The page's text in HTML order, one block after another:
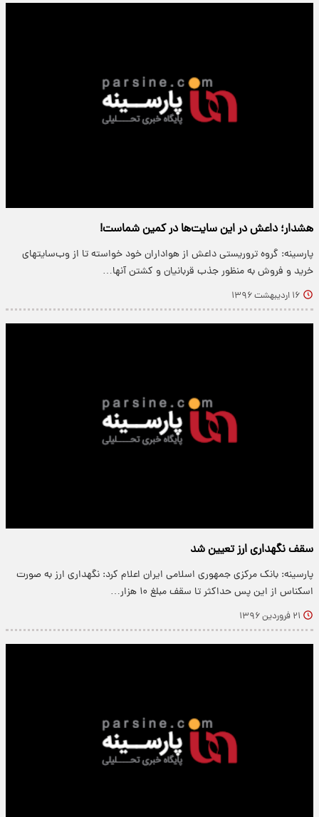
هشدار؛ داعش در این سایت‌ها در کمین شماست!
پارسینه: گروه تروریستی داعش از هواداران خود خواسته تا از وب‌سایتهای
خرید و فروش به منظور جذب قربانیان و کشتن آنها…
۱۶ اردیبهشت ۱۳۹۶
سقف نگهداری ارز تعیین شد
پارسینه: بانک مرکزی جمهوری اسلامی ایران اعلام کرد: نگهداری ارز به صورت
اسکناس از این پس حداکثر تا سقف مبلغ ۱۰ هزار…
۲۱ فروردین ۱۳۹۶